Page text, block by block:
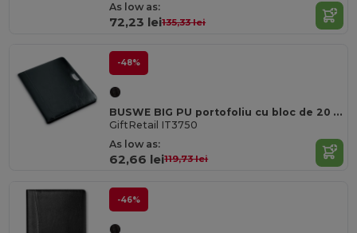
As low as:
72,23 lei135,33 lei
-48%
BUSWE BIG PU portofoliu cu bloc de 20 pagini
GiftRetail IT3750
As low as:
62,66 lei119,73 lei
-46%